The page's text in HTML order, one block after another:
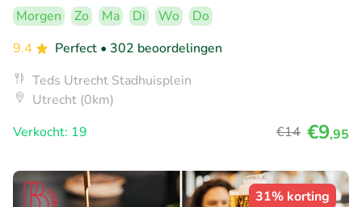
Morgen Zo Ma Di Wo
Do
9.4
Perfect • 302 beoordelingen
Teds Utrecht Stadhuisplein
Utrecht (0km)
Verkocht: 19
€14 €9,95
31% korting